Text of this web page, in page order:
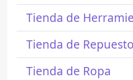
Tienda de
Tienda de
Tienda de Ropa